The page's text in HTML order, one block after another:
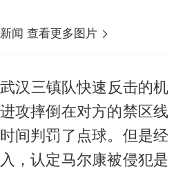
闻 查看更多图片
汉三镇队快速反击的机
攻摔倒在对方的禁区线
间判罚了点球。但是经
，认定马尔康被侵犯是